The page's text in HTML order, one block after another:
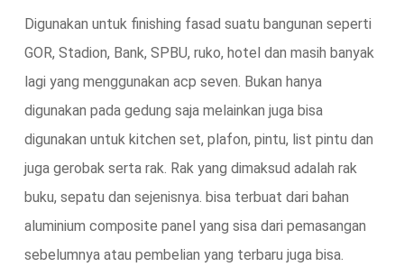
Digunakan untuk finishing fasad suatu bangunan seperti
GOR, Stadion, Bank, SPBU, ruko, hotel dan masih banyak
lagi yang menggunakan acp seven. Bukan hanya
digunakan pada gedung saja melainkan juga bisa
digunakan untuk kitchen set, plafon, pintu, list pintu dan
juga gerobak serta rak. Rak yang dimaksud adalah rak
buku, sepatu dan sejenisnya. bisa terbuat dari bahan
aluminium composite panel yang sisa dari pemasangan
sebelumnya atau pembelian yang terbaru juga bisa.